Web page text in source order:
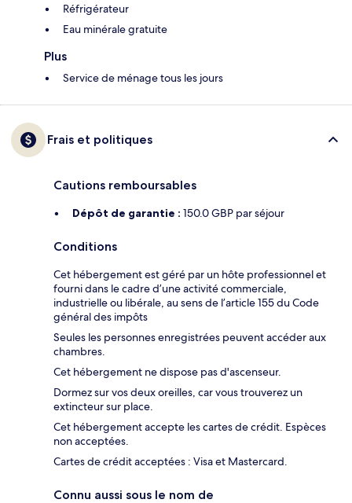
Réfrigérateur
Eau minérale gratuite
Plus
Service de ménage tous les jours
Frais et politiques
Cautions remboursables
Dépôt de garantie : 150.0 GBP par séjour
Conditions
Cet hébergement est géré par un hôte professionnel et
fourni dans le cadre d’une activité commerciale,
industrielle ou libérale, au sens de l’article 155 du Code
général des impôts
Seules les personnes enregistrées peuvent accéder aux
chambres.
Cet hébergement ne dispose pas d'ascenseur.
Dormez sur vos deux oreilles, car vous trouverez un
extincteur sur place.
Cet hébergement accepte les cartes de crédit. Espèces
non acceptées.
Cartes de crédit acceptées : Visa et Mastercard.
Connu aussi sous le nom de